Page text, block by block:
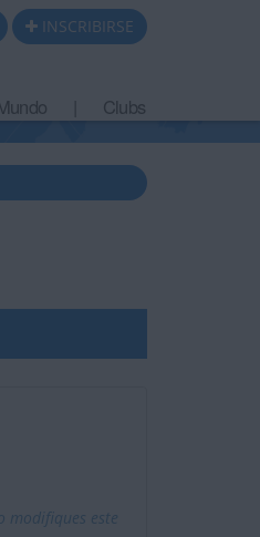
INSCRIBIRSE
Clubs
modifiques este